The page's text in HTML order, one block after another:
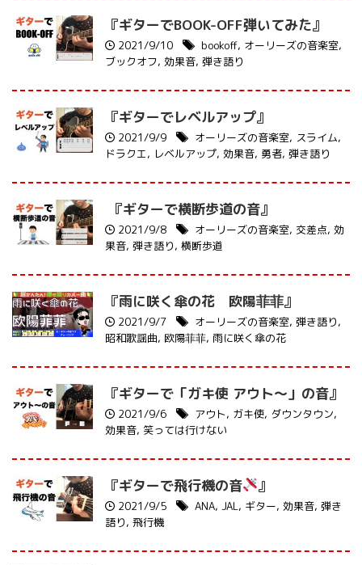
『ギターでBOOK-OFF弾いてみた』
2021/9/10 bookoff, オーリーズの音楽室,
ブックオフ, 効果音, 弾き語り
『ギターでレベルアップ』
2021/9/9 オーリーズの音楽室, スライム,
ドラクエ, レベルアップ, 効果音, 勇者, 弾き語り
『ギターで横断歩道の音』
2021/9/8 オーリーズの音楽室, 交差点, 効
果音, 弾き語り, 横断歩道
『雨に咲く傘の花 欧陽菲菲』
2021/9/7 オーリーズの音楽室, 弾き語り,
昭和歌謡曲, 欧陽菲菲, 雨に咲く傘の花
『ギターで「ガキ使 アウト〜」の音』
2021/9/6 アウト, ガキ使, ダウンタウン,
効果音, 笑っては行けない
『ギターで飛行機の音 』
2021/9/5 ANA, JAL, ギター, 効果音, 弾き
語り, 飛行機